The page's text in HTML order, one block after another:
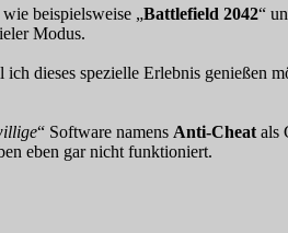
beispielsweise „Battlefield 2042“
Modus.
ich dieses spezielle Erlebnis genießen
“ Software namens Anti-Cheat als
eben gar nicht funktioniert.